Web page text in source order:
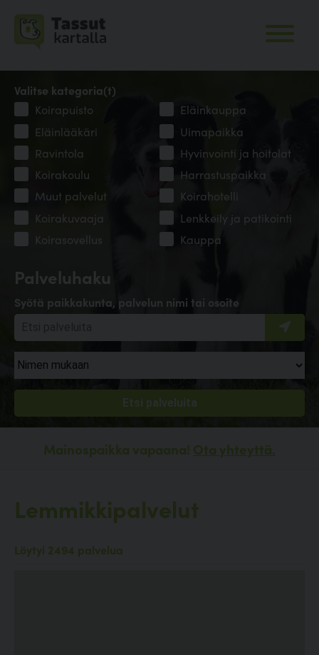
Palveluhaku
Syötä paikkakunta, palvelun nimi tai osoite
Valitse kategoria(t)
Koirapuisto
Eläinkauppa
Eläinlääkäri
Uimapaikka
Ravintola
Hyvinvointi ja hoitolat
Koirakoulu
Harrastuspaikka
Muut palvelut
Koirahotelli
Koirakuvaaja
Lenkkeily ja patikointi
Koirasovellus
Kauppa
Mainospaikka vapaana! Ota yhteyttä.
Lemmikkipalvelut
Löytyi 2494 palvelua